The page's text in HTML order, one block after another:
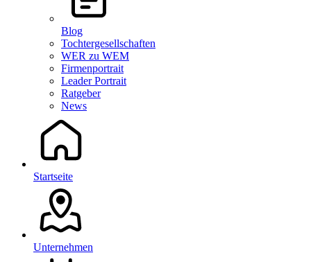
Blog
Tochtergesellschaften
WER zu WEM
Firmenportrait
Leader Portrait
Ratgeber
News
Startseite
Unternehmen